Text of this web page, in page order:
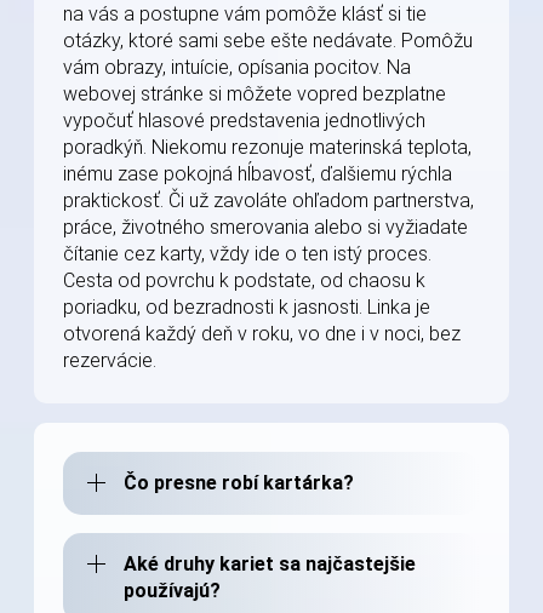
na vás a postupne vám pomôže klásť si tie
otázky, ktoré sami sebe ešte nedávate. Pomôžu
vám obrazy, intuície, opísania pocitov. Na
webovej stránke si môžete vopred bezplatne
vypočuť hlasové predstavenia jednotlivých
poradkýň. Niekomu rezonuje materinská teplota,
inému zase pokojná hĺbavosť, ďalšiemu rýchla
praktickosť. Či už zavoláte ohľadom partnerstva,
práce, životného smerovania alebo si vyžiadate
čítanie cez karty, vždy ide o ten istý proces.
Cesta od povrchu k podstate, od chaosu k
poriadku, od bezradnosti k jasnosti. Linka je
otvorená každý deň v roku, vo dne i v noci, bez
rezervácie.
Čo presne robí kartárka?
Aké druhy kariet sa najčastejšie
používajú?